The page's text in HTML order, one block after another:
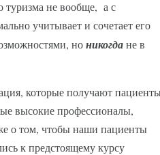
туризма не вообще, а с
учитывает и сочетает его
ноникогдане в
которые получают
высокие профессионалы,
о том, чтобы наши пациенты
к предстоящему курсу